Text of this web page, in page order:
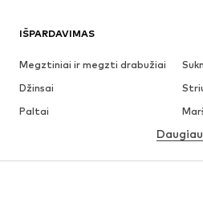
IŠPARDAVIMAS
Megztiniai ir megzti drabužiai
Džinsai
Paltai
Sijonai
Daugiau